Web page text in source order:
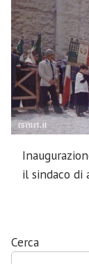
il sindaco di
Cerca